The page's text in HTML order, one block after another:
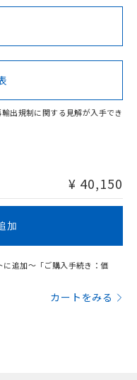
Cd Cr(VI)
があります。
認証/適合状況ページへ
ジからご検索ください
出規制に関する見解が入手でき
¥ 40,150
加
追加～「ご購入手続き：価
カートをみる